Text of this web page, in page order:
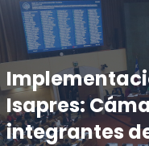
Isapres:
integrantes